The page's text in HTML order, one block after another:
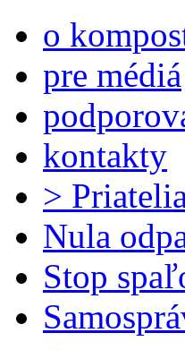
o
pre médiá
kontakty
>
Nula
Stop